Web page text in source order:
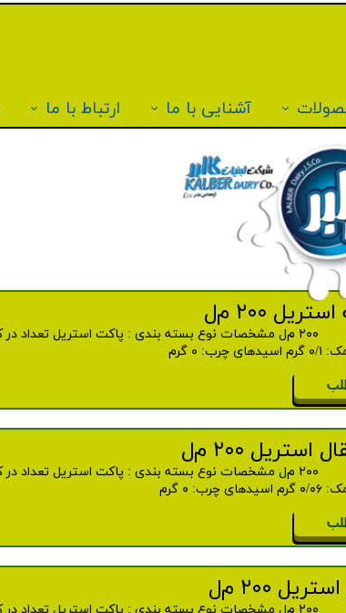
آشنایی با ما ارتباط با ما
۲۰۰ م‌ل
استریل ۲۰۰ م‌ل
۲۰۰ م‌ل